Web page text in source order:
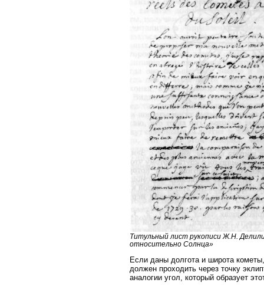
Титульный лист рукописи Ж.Н.
относительно Солнца»
Если даны долгота и широта
должен проходить через точку
аналогии угол, который образует